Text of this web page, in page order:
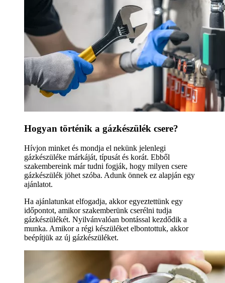
Hogyan történik a gázkészülék csere?
Hívjon minket és mondja el nekünk jelenlegi
gázkészüléke márkáját, típusát és korát. Ebből
szakembereink már tudni fogják, hogy milyen csere
gázkészülék jöhet szóba. Adunk önnek ez alapján egy
ajánlatot.
Ha ajánlatunkat elfogadja, akkor egyeztettünk egy
időpontot, amikor szakemberünk cserélni tudja
gázkészülékét. Nyilvánvalóan bontással kezdődik a
munka. Amikor a régi készüléket elbontottuk, akkor
beépítjük az új gázkészüléket.